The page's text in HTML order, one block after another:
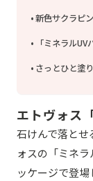
新色サクラピ
「ミネラル
さっとひと塗
エトヴォス
石けんで落と
ォスの「ミネ
ッケージで登場